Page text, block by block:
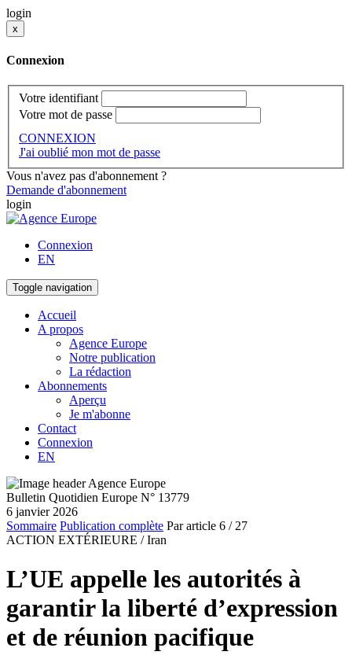
login
x
Connexion
Votre identifiant
Votre mot de passe
CONNEXION
J'ai oublié mon mot de passe
Vous n'avez pas d'abonnement ?
Demande d'abonnement
login
Connexion
EN
Toggle navigation
Accueil
A propos
Agence Europe
Notre publication
La rédaction
Abonnements
Aperçu
Je m'abonne
Contact
Connexion
EN
Bulletin Quotidien Europe N° 13779
6 janvier 2026
Sommaire Publication complète Par article 6 / 27
ACTION EXTÉRIEURE / Iran
L’UE appelle les autorités à
garantir la liberté d’expression
et de réunion pacifique